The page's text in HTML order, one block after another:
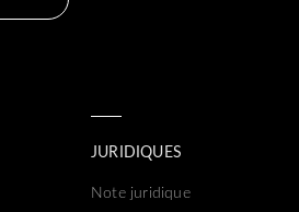
JURIDIQUES
Note juridique